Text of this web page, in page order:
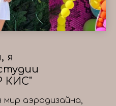
я
КИС"
мир аэродизайна,